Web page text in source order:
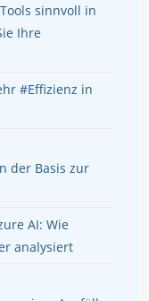
sinnvoll in
Ihre
#Effizienz in
der Basis zur
AI: Wie
analysiert